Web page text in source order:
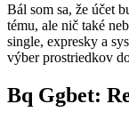
Bál som sa, že účet
tému, ale nič také
single, expresky a
výber prostriedkov
Bq Ggbet: